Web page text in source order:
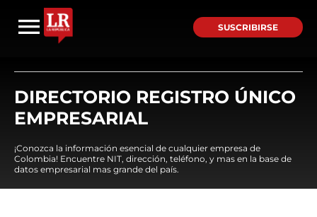
SUSCRIBIRSE
DIRECTORIO REGISTRO ÚNICO
EMPRESARIAL
¡Conozca la información esencial de cualquier empresa de
Colombia! Encuentre NIT, dirección, teléfono, y mas en la base de
datos empresarial mas grande del país.